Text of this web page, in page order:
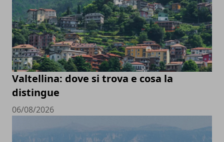
Valtellina: dove si trova e cosa la
distingue
06/08/2026